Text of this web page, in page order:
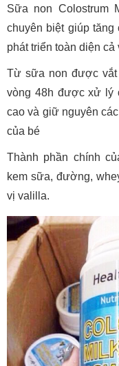
Sữa non Colostrum
chuyên biệt giúp
phát triển toàn diện cả
Từ sữa non được
vòng 48h được xử lý
cao và giữ nguyên
của bé
Thành phần chính
kem sữa, đường,
vị valilla.